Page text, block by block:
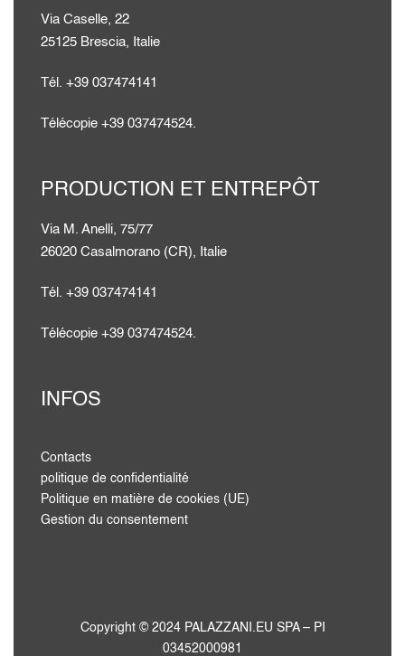
Via Caselle, 22
25125 Brescia, Italie
Tél. +39 037474141
Télécopie +39 037474524.
PRODUCTION ET ENTREPÔT
Via M. Anelli, 75/77
26020 Casalmorano (CR), Italie
Tél. +39 037474141
Télécopie +39 037474524.
INFOS
Contacts
politique de confidentialité
Politique en matière de cookies (UE)
Gestion du consentement
Copyright © 2024 PALAZZANI.EU SPA – PI
03452000981